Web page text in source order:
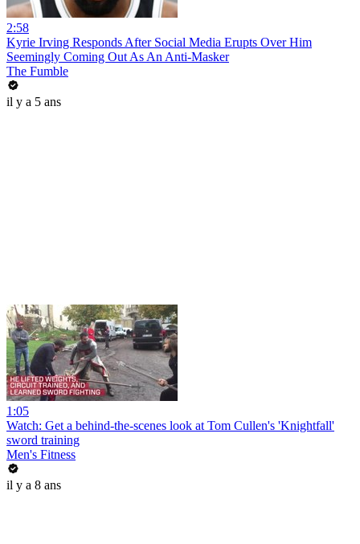
2:58
Kyrie Irving Responds After Social Media Erupts Over Him
Seemingly Coming Out As An Anti-Masker
The Fumble
il y a 5 ans
1:05
Watch: Get a behind-the-scenes look at Tom Cullen's 'Knightfall'
sword training
Men's Fitness
il y a 8 ans